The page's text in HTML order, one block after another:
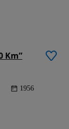
Km”
1956